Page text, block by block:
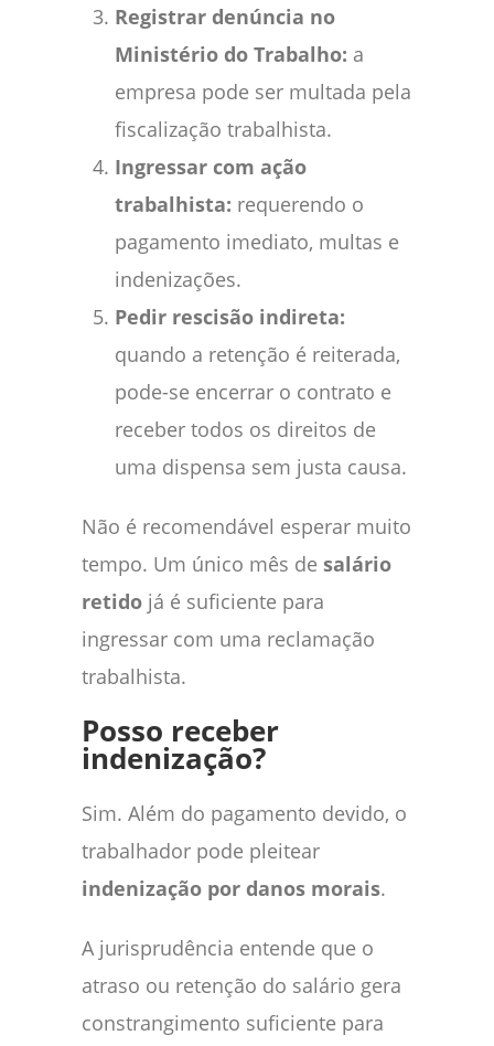
Registrar denúncia no
Ministério do Trabalho: a
empresa pode ser multada pela
fiscalização trabalhista.
Ingressar com ação
trabalhista: requerendo o
pagamento imediato, multas e
indenizações.
Pedir rescisão indireta:
quando a retenção é reiterada,
pode-se encerrar o contrato e
receber todos os direitos de
uma dispensa sem justa causa.
Não é recomendável esperar muito
tempo. Um único mês de salário
retido já é suficiente para
ingressar com uma reclamação
trabalhista.
Posso receber
indenização?
Sim. Além do pagamento devido, o
trabalhador pode pleitear
indenização por danos morais.
A jurisprudência entende que o
atraso ou retenção do salário gera
constrangimento suficiente para